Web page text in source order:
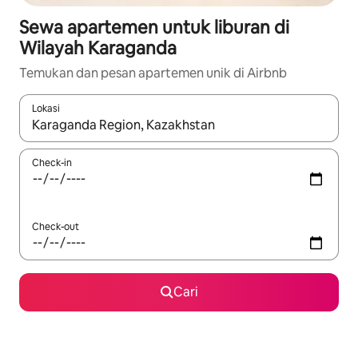
Sewa apartemen untuk liburan di
Wilayah Karaganda
Temukan dan pesan apartemen unik di Airbnb
Lokasi
Jika hasil yang dicari tersedia, telusuri dengan tombol panah
Check-in
Check-out
Cari